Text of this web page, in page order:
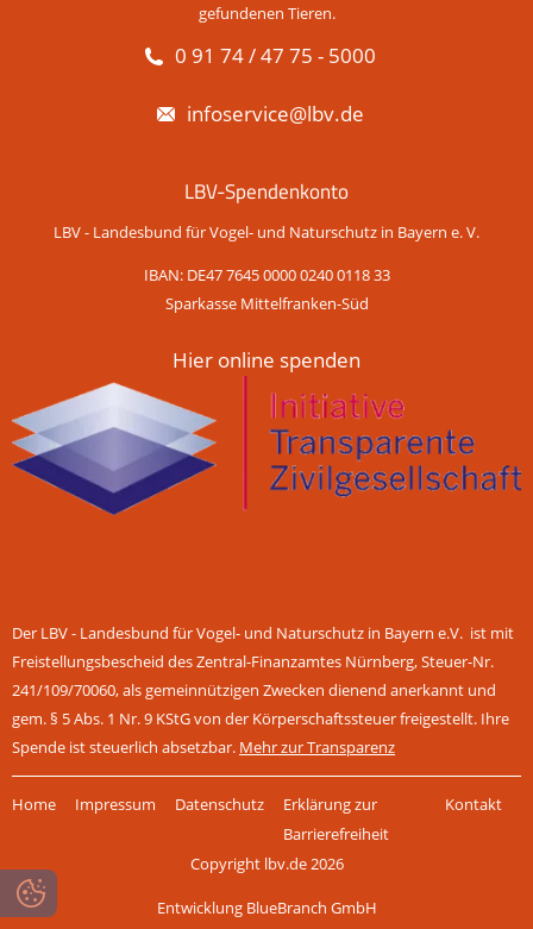
gefundenen Tieren.
0 91 74 / 47 75 - 5000
infoservice@lbv.de
LBV-Spendenkonto
LBV - Landesbund für Vogel- und Naturschutz in Bayern e. V.
IBAN: DE47 7645 0000 0240 0118 33
Sparkasse Mittelfranken-Süd
Hier online spenden
Der LBV - Landesbund für Vogel- und Naturschutz in Bayern e.V. ist mit
Freistellungsbescheid des Zentral-Finanzamtes Nürnberg, Steuer-Nr.
241/109/70060, als gemeinnützigen Zwecken dienend anerkannt und
gem. § 5 Abs. 1 Nr. 9 KStG von der Körperschaftssteuer freigestellt. Ihre
Spende ist steuerlich absetzbar. Mehr zur Transparenz
überspringen
Home Impressum Datenschutz
Erklärung zur
Barrierefreiheit
Kontakt
Copyright lbv.de 2026
Entwicklung BlueBranch GmbH